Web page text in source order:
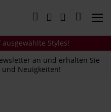
Mein
ausgewählte Styles!
an und erhalten Sie
und Neuigkeiten!